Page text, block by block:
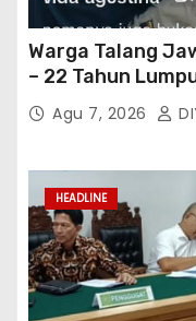
Warga Talang
– 22 Tahun
Tiktok Inginkan
Perwakilan
Bertindak
Agu 7, 2026
HEADLINE